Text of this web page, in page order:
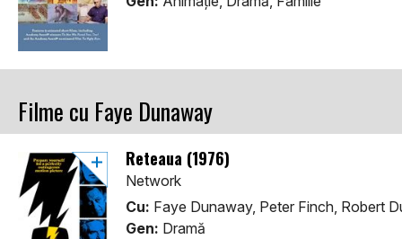
Filme cu Faye Dunaway
Reteaua (1976)
Network
Cu: Faye Dunaway, Peter Finch, Robert
Gen: Dramă